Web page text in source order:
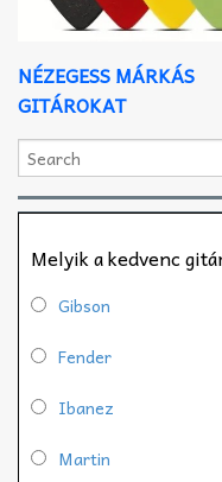
NÉZEGESS MÁRKÁS
GITÁROKAT
Melyik a kedvenc
Gibson
Fender
Ibanez
Martin